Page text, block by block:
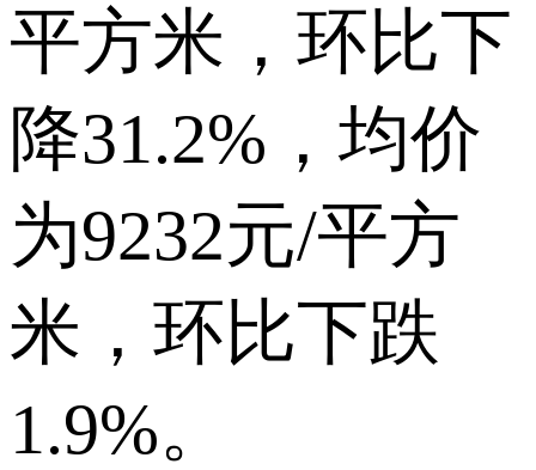
平方米，环比下
降31.2%，均价
为9232元/平方
米，环比下跌
1.9%。